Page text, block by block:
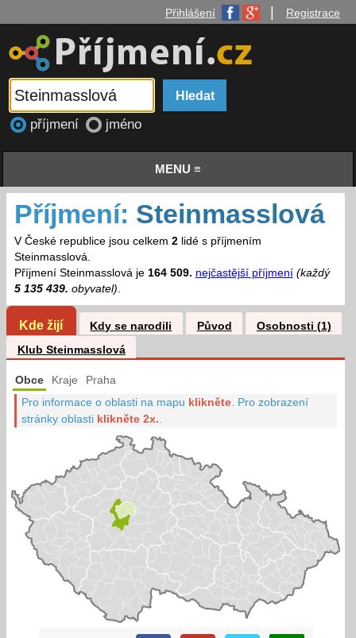
Přihlášení Registrace
příjmení jméno
MENU ≡
Příjmení: Steinmasslová
V České republice jsou celkem 2lidé s příjmením
Steinmasslová.
Příjmení Steinmasslová je 164 509. nejčastější příjmení (každý
5 135 439. obyvatel).
Kde žijí Kdy se narodili Původ
Osobnosti (1)
Klub Steinmasslová
Obce Kraje Praha
Pro informace o oblasti na mapu klikněte Pro zobrazení
stránky oblasti klikněte 2x.